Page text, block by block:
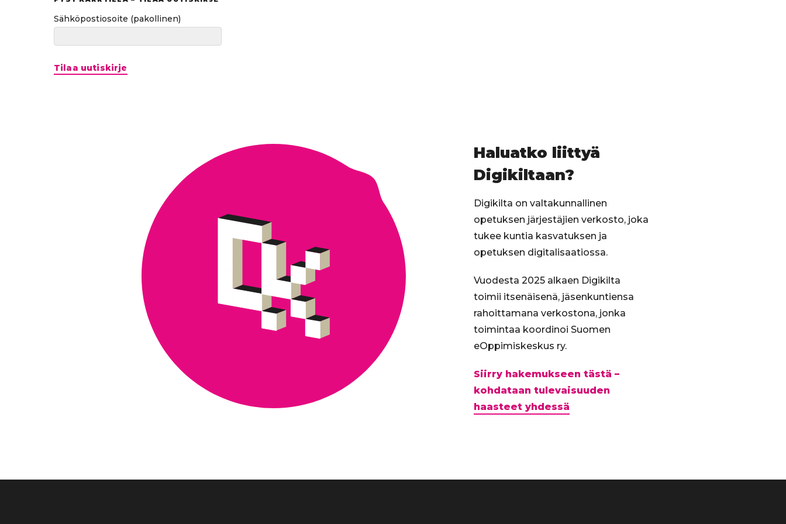
Sähköpostiosoite (pakollinen)
Tilaa uutiskirje
Haluatko liittyä
Digikiltaan?
Digikilta on valtakunnallinen
opetuksen järjestäjien verkosto, joka
tukee kuntia kasvatuksen ja
opetuksen digitalisaatiossa.
Vuodesta 2025 alkaen Digikilta
toimii itsenäisenä, jäsenkuntiensa
rahoittamana verkostona, jonka
toimintaa koordinoi Suomen
eOppimiskeskus ry.
Siirry hakemukseen tästä –
kohdataan tulevaisuuden
haasteet yhdessä